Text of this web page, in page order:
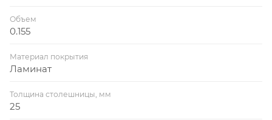
Объем
0.155
Материал покрытия
Ламинат
Толщина столешницы, мм
25